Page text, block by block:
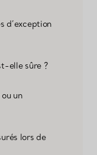
d’exception
elle sûre ?
un
lors de